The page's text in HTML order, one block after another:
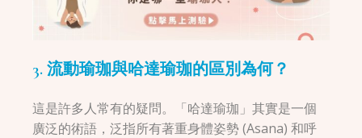
3. 流動瑜珈與哈達瑜珈的區別為何？
這是許多人常有的疑問。「哈達瑜珈」其實是一個
廣泛的術語，泛指所有著重身體姿勢 (Asana) 和呼